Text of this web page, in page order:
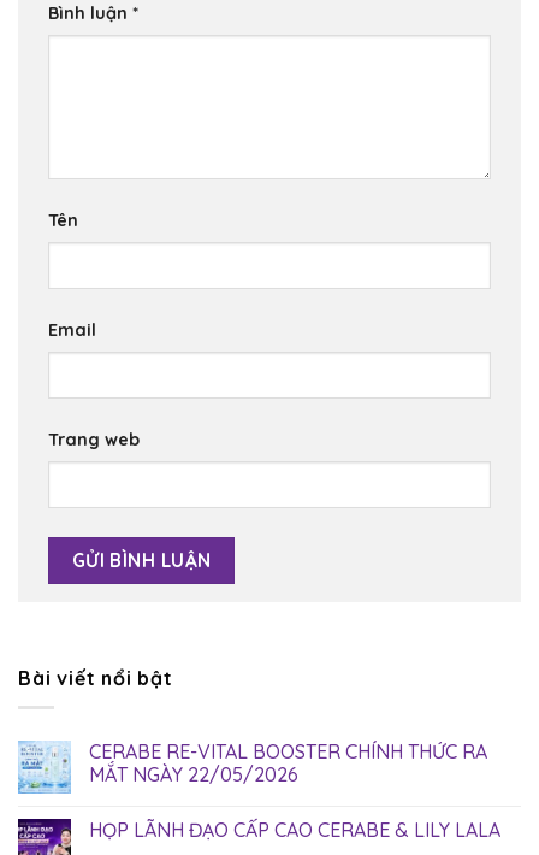
Bình luận *
Tên
Email
Trang web
Bài viết nổi bật
CERABE RE-VITAL BOOSTER CHÍNH THỨC RA
MẮT NGÀY 22/05/2026
HỌP LÃNH ĐẠO CẤP CAO CERABE & LILY LALA